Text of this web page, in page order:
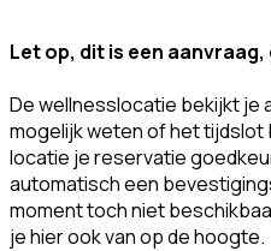
Let op, dit is een
De wellnesslocatie bekijkt je
mogelijk weten of het tijdslot
locatie je reservatie
automatisch een
moment toch niet
je hier ook van op de hoogte.